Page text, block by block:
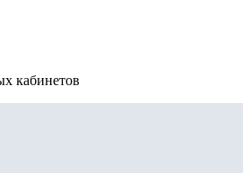
кабинетов